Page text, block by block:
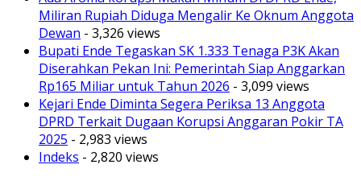
Miliran Rupiah Diduga Mengalir Ke Oknum Anggota
Dewan - 3,326 views
Bupati Ende Tegaskan SK 1.333 Tenaga P3K Akan
Diserahkan Pekan Ini: Pemerintah Siap Anggarkan
Rp165 Miliar untuk Tahun 2026 - 3,099 views
Kejari Ende Diminta Segera Periksa 13 Anggota
DPRD Terkait Dugaan Korupsi Anggaran Pokir TA
2025 - 2,983 views
Indeks - 2,820 views